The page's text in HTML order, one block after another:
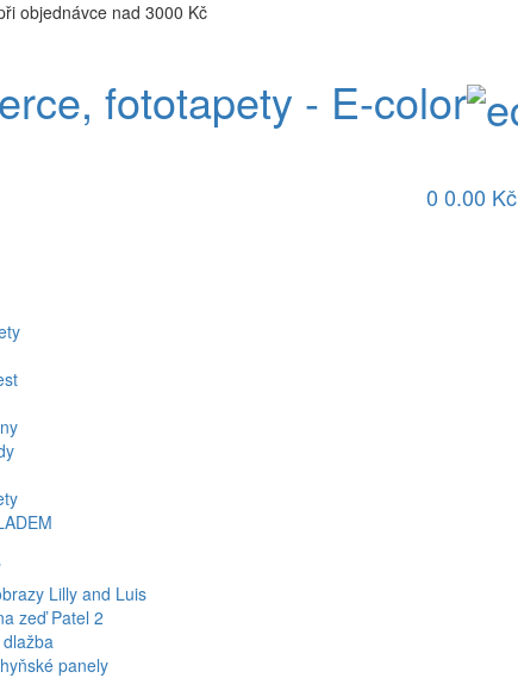
objednávce nad 3000 Kč
fototapety - E-color
0 0.00 Kč
Lilly and Luis
zeď Patel 2
panely